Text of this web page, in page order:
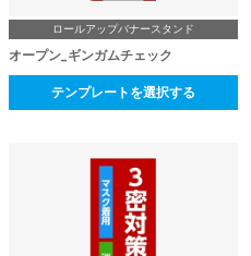
ロールアップバナースタンド
オープン_ギンガムチェック
テンプレートを選択する